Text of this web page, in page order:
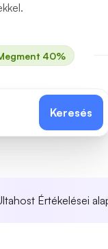
40%
Keresés
Értékelései